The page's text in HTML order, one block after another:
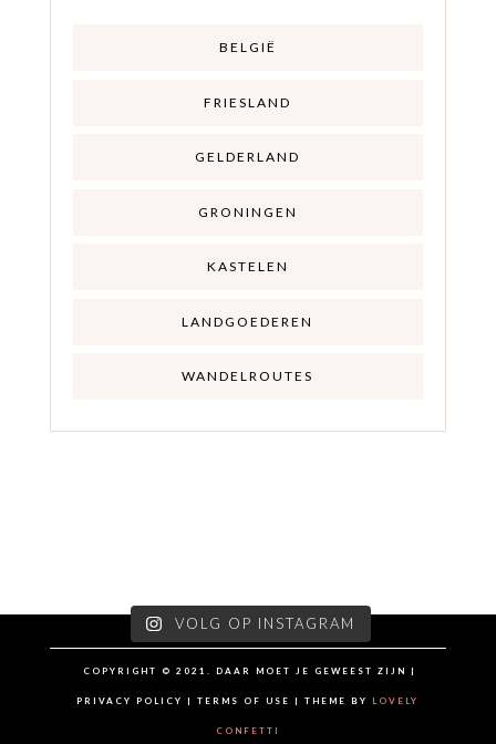
BELGIË
FRIESLAND
GELDERLAND
GRONINGEN
KASTELEN
LANDGOEDEREN
WANDELROUTES
VOLG OP INSTAGRAM
COPYRIGHT © 2021. DAAR MOET JE GEWEEST ZIJN |
PRIVACY POLICY | TERMS OF USE | THEME BY LOVELY
CONFETTI